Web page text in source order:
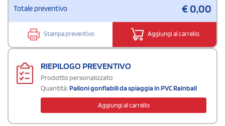
Totale preventivo €0,00
Stampa preventivo Aggiungi al carrello
RIEPILOGO PREVENTIVO
Prodotto personalizzato
Quantità:Palloni gonfiabili da spiaggia in PVC Rainball
Aggiungi al carrello